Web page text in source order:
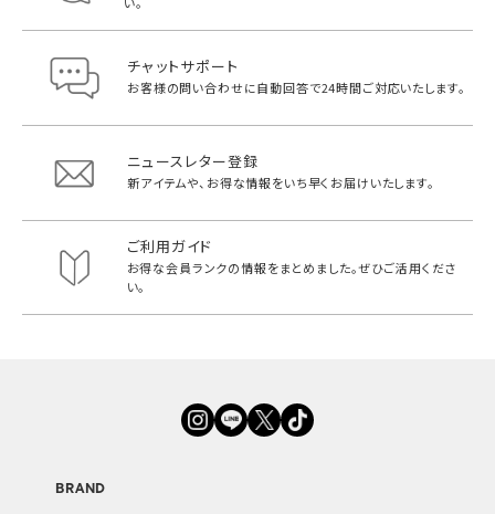
チャットサポート
お客様の問い合わせに自動回答で24時間ご対応いたします。
ニュースレター登録
新アイテムや、お得な情報をいち早く お届けいたします。
ご利用ガイド
お得な会員ランクの情報をまとめました。ぜひご活用くださ
い。
BRAND